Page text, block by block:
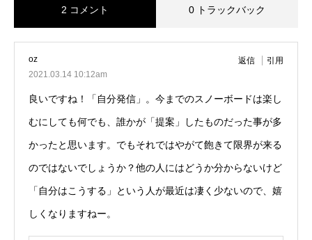
2 コメント 0 トラックバック
oz
2021.03.14 10:12am
返信 引用
良いですね！「自分発信」。今までのスノーボードは楽し
むにしても何でも、誰かが「提案」したものだった事が多
かったと思います。でもそれではやがて飽きて限界が来る
のではないでしょうか？他の人にはどうか分からないけど
「自分はこうする」という人が最近は凄く少ないので、嬉
しくなりますねー。